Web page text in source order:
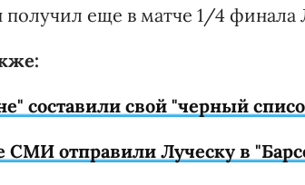
получил еще в матче 1/4
составили свой "черный
отправили Луческу в